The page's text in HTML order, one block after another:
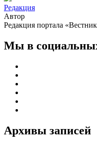
Редакция
Автор
Редакция портала
Мы в
Архивы записей